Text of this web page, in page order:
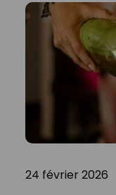
24 février 2026